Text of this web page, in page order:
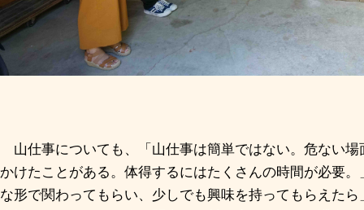
山仕事についても、「山仕事は簡単ではない。危ない場
かけたことがある。体得するにはたくさんの時間が必要
な形で関わってもらい、少しでも興味を持ってもらえた